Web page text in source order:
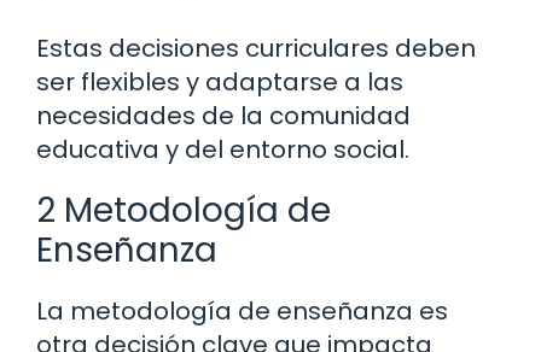
Estas decisiones curriculares deben
ser flexibles y adaptarse a las
necesidades de la comunidad
educativa y del entorno social.
2 Metodología de
Enseñanza
La metodología de enseñanza es
otra decisión clave que impacta